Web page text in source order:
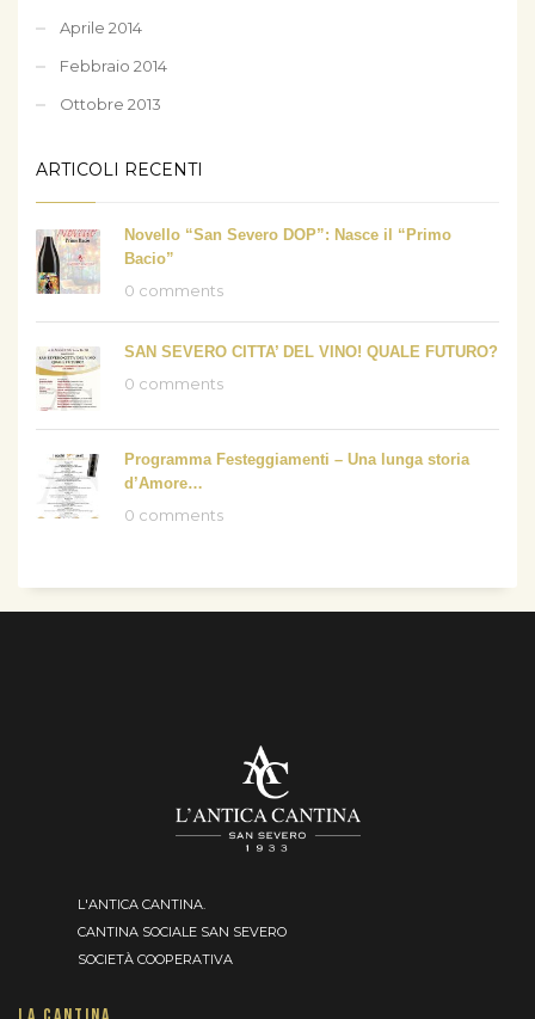
Aprile 2014
Febbraio 2014
Ottobre 2013
ARTICOLI RECENTI
Novello “San Severo DOP”: Nasce il “Primo
Bacio”
0 comments
SAN SEVERO CITTA’ DEL VINO! QUALE FUTURO?
0 comments
Programma Festeggiamenti – Una lunga storia
d’Amore…
0 comments
L'ANTICA CANTINA.
CANTINA SOCIALE SAN SEVERO
SOCIETÀ COOPERATIVA